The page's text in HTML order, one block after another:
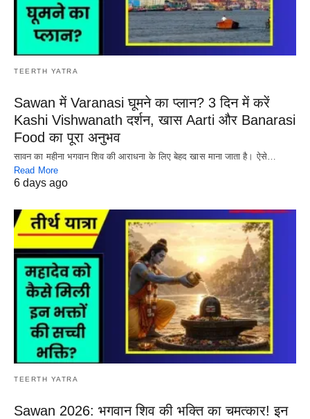
TEERTH YATRA
Sawan में Varanasi घूमने का प्लान? 3 दिन में करें
Kashi Vishwanath दर्शन, खास Aarti और Banarasi
Food का पूरा अनुभव
सावन का महीना भगवान शिव की आराधना के लिए बेहद खास माना जाता है। ऐसे…
Read More
6 days ago
TEERTH YATRA
Sawan 2026: भगवान शिव की भक्ति का चमत्कार! इन